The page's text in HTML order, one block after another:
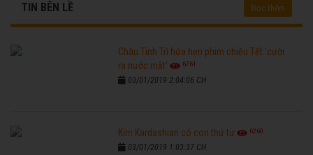
TIN BÊN LỀ Đọc thêm
Châu Tinh Trì hứa hẹn phim chiếu Tết 'cười
ra nước mắt'
6761
03/01/2019 2:04:06 CH
Kim Kardashian có con thứ tư 6260
03/01/2019 1:03:37 CH